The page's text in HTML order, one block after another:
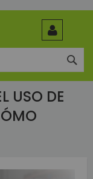
USO DE